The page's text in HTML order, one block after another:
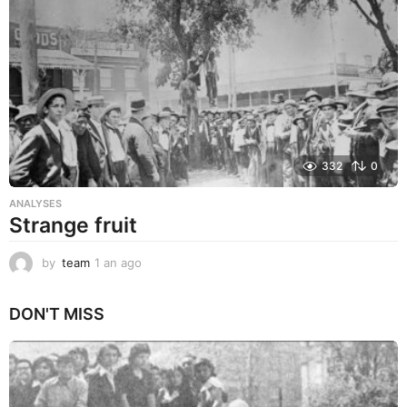
a
g
o
332 0
ANALYSES
Strange fruit
by team 1 an ago
o
DON'T MISS